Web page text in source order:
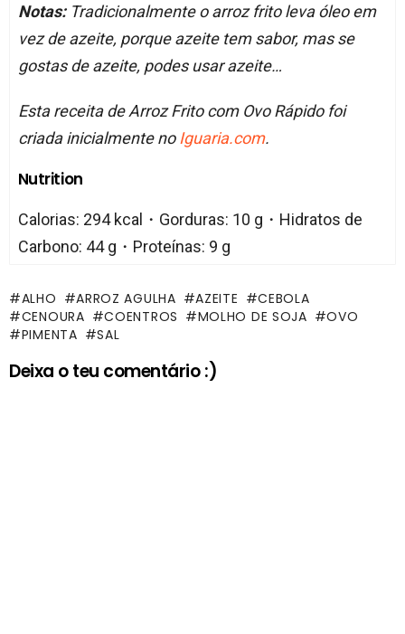
Notas:Tradicionalmente o arroz frito leva óleo em
vez de azeite, porque azeite tem sabor, mas se
gostas de azeite, podes usar azeite…
Esta receita de Arroz Frito com Ovo Rápido foi
criada inicialmente no Iguaria.com.
Nutrition
Calorias: 294 kcal・Gorduras: 10 g・Hidratos de
Carbono: 44 g・Proteínas: 9 g
ALHO ARROZ AGULHA AZEITE
CEBOLA
CENOURA
COENTROS MOLHO DE SOJA
OVO
PIMENTA
SAL
Deixa o teu comentário :)